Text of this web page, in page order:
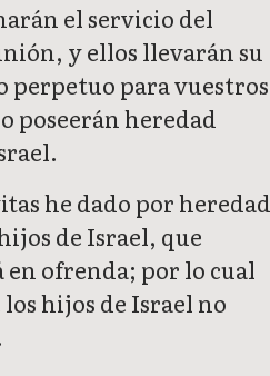
el servicio del
y ellos llevarán su
para vuestros
poseerán heredad
he dado por
de Israel, que
en ofrenda; por lo cual
hijos de Israel no